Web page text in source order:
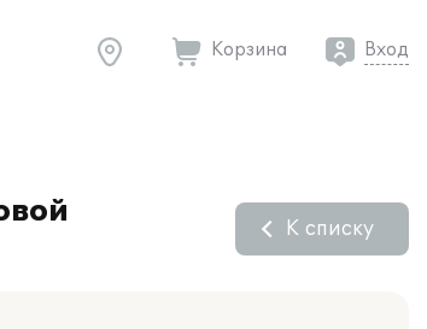
Корзина Вход
К списку